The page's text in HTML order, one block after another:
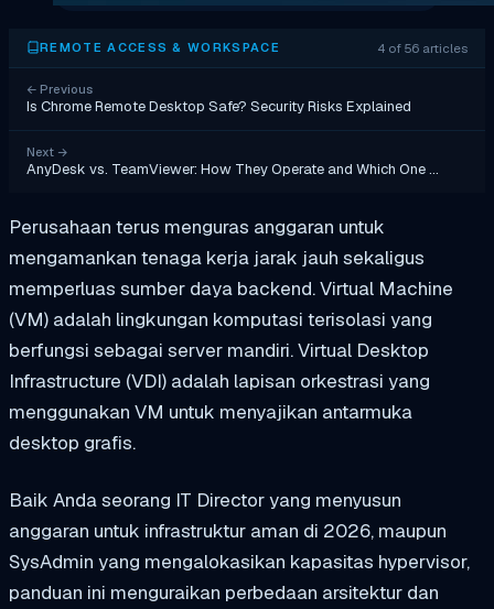
REMOTE ACCESS & WORKSPACE 4 of 56 articles
← Previous
Is Chrome Remote Desktop Safe? Security Risks Explained
Next →
AnyDesk vs. TeamViewer: How They Operate and Which One …
Perusahaan terus menguras anggaran untuk
mengamankan tenaga kerja jarak jauh sekaligus
memperluas sumber daya backend. Virtual Machine
(VM) adalah lingkungan komputasi terisolasi yang
berfungsi sebagai server mandiri. Virtual Desktop
Infrastructure (VDI) adalah lapisan orkestrasi yang
menggunakan VM untuk menyajikan antarmuka
desktop grafis.
Baik Anda seorang IT Director yang menyusun
anggaran untuk infrastruktur aman di 2026, maupun
SysAdmin yang mengalokasikan kapasitas hypervisor,
panduan ini menguraikan perbedaan arsitektur dan